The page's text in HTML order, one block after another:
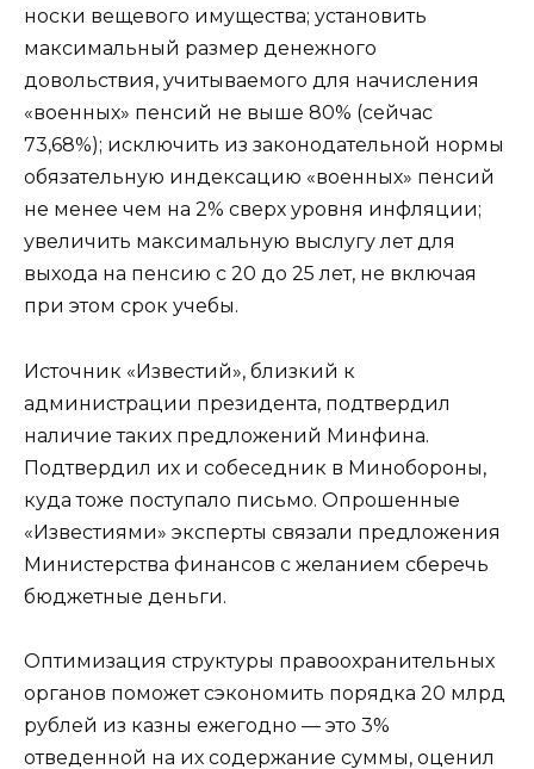
носки вещевого имущества; установить
максимальный размер денежного
довольствия, учитываемого для начисления
«военных» пенсий не выше 80% (сейчас
73,68%); исключить из законодательной нормы
обязательную индексацию «военных» пенсий
не менее чем на 2% сверх уровня инфляции;
увеличить максимальную выслугу лет для
выхода на пенсию с 20 до 25 лет, не включая
при этом срок учебы.
Источник «Известий», близкий к
администрации президента, подтвердил
наличие таких предложений Минфина.
Подтвердил их и собеседник в Минобороны,
куда тоже поступало письмо. Опрошенные
«Известиями» эксперты связали предложения
Министерства финансов с желанием сберечь
бюджетные деньги.
Оптимизация структуры правоохранительных
органов поможет сэкономить порядка 20 млрд
рублей из казны ежегодно — это 3%
отведенной на их содержание суммы, оценил